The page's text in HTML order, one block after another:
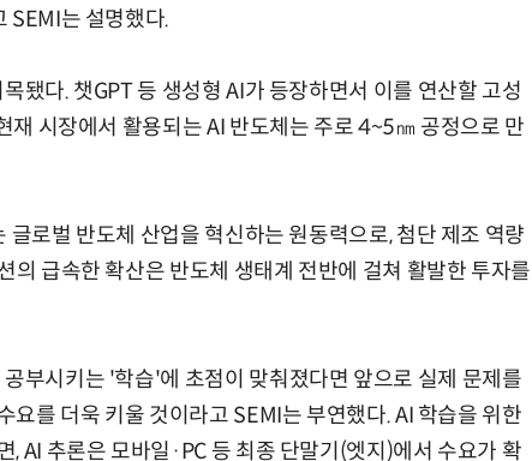
SEMI는 설명했다.
됐다. 챗GPT 등 생성형 AI가 등장하면서 이를 연산할 고성
재 시장에서 활용되는 AI 반도체는 주로 4~5㎚ 공정으로 만
로벌 반도체 산업을 혁신하는 원동력으로, 첨단 제조 역량
의 급속한 확산은 반도체 생태계 전반에 걸쳐 활발한 투자를
부시키는 '학습'에 초점이 맞춰졌다면 앞으로 실제 문제를
를 더욱 키울 것이라고 SEMI는 부연했다. AI 학습을 위한
AI 추론은 모바일·PC 등 최종 단말기(엣지)에서 수요가 확